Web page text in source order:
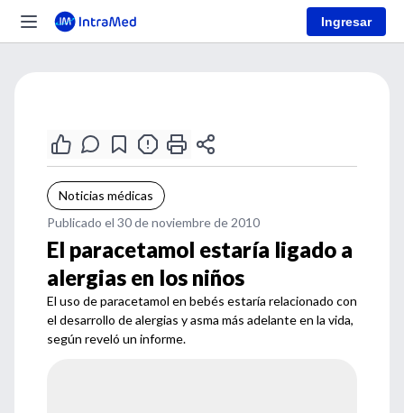
Ingresar
Noticias médicas
Publicado el 30 de noviembre de 2010
El paracetamol estaría ligado a
alergias en los niños
El uso de paracetamol en bebés estaría relacionado con
el desarrollo de alergias y asma más adelante en la vida,
según reveló un informe.